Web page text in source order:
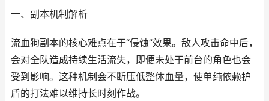
一、副本机制解析
流血狗副本的核心难点在于“侵蚀”效果。敌人攻击命中后，
会对全队造成持续生活流失，即便未处于前台的角色也会
受到影响。这种机制会不断压低整体血量，使单纯依赖护
盾的打法难以维持长时刻作战。